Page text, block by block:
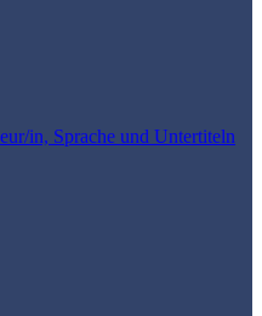
in, Sprache und Untertiteln